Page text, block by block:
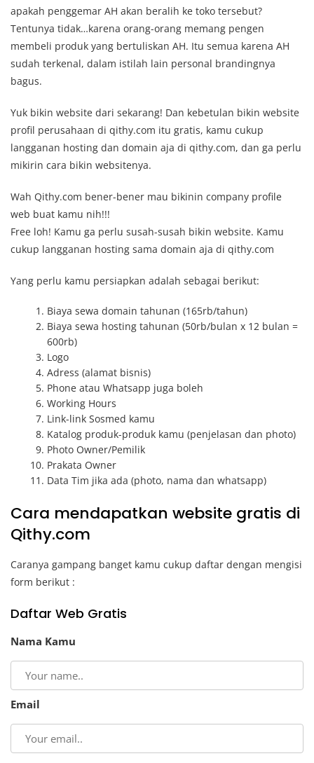
apakah penggemar AH akan beralih ke toko tersebut?
Tentunya tidak…karena orang-orang memang pengen
membeli produk yang bertuliskan AH. Itu semua karena AH
sudah terkenal, dalam istilah lain personal brandingnya
bagus.
Yuk bikin website dari sekarang! Dan kebetulan bikin website
profil perusahaan di qithy.com itu gratis, kamu cukup
langganan hosting dan domain aja di qithy.com, dan ga perlu
mikirin cara bikin websitenya.
Wah Qithy.com bener-bener mau bikinin company profile
web buat kamu nih!!!
Free loh! Kamu ga perlu susah-susah bikin website. Kamu
cukup langganan hosting sama domain aja di qithy.com
Yang perlu kamu persiapkan adalah sebagai berikut:
Biaya sewa domain tahunan (165rb/tahun)
Biaya sewa hosting tahunan (50rb/bulan x 12 bulan =
600rb)
Logo
Adress (alamat bisnis)
Phone atau Whatsapp juga boleh
Working Hours
Link-link Sosmed kamu
Katalog produk-produk kamu (penjelasan dan photo)
Photo Owner/Pemilik
Prakata Owner
Data Tim jika ada (photo, nama dan whatsapp)
Cara mendapatkan website gratis di
Qithy.com
Caranya gampang banget kamu cukup daftar dengan mengisi
form berikut :
Daftar Web Gratis
Nama Kamu
Email